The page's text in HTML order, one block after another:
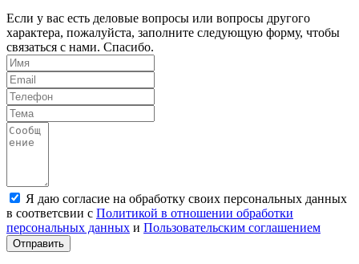
Если у вас есть деловые вопросы или вопросы другого
характера, пожалуйста, заполните следующую форму, чтобы
связаться с нами. Спасибо.
Я даю согласие на обработку своих персональных данных
в соответсвии с Политикой в отношении обработки
персональных данных и Пользовательским соглашением
Отправить